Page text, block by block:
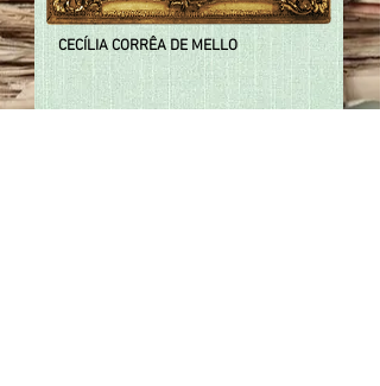
CECÍLIA CORRÊA DE MELLO